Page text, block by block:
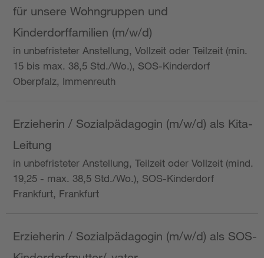
für unsere Wohngruppen und
Kinderdorffamilien (m/w/d)
in unbefristeter Anstellung, Vollzeit oder Teilzeit (min.
15 bis max. 38,5 Std./Wo.), SOS-Kinderdorf
Oberpfalz, Immenreuth
Erzieherin / Sozialpädagogin (m/w/d) als Kita-
Leitung
in unbefristeter Anstellung, Teilzeit oder Vollzeit (mind.
19,25 - max. 38,5 Std./Wo.), SOS-Kinderdorf
Frankfurt, Frankfurt
Erzieherin / Sozialpädagogin (m/w/d) als SOS-